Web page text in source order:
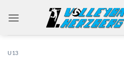
Inhalt
U13